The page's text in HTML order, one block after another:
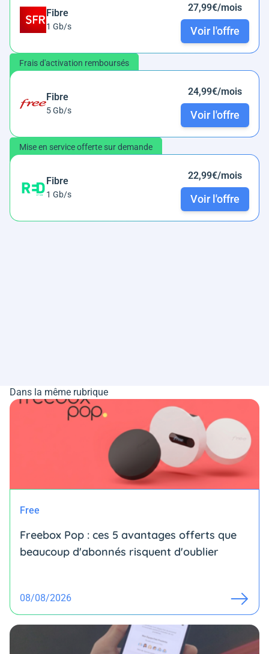
Fibre
1 Gb/s
27,99€/mois
Voir l'offre
Frais d'activation remboursés
Fibre
5 Gb/s
24,99€/mois
Voir l'offre
Mise en service offerte sur demande
Fibre
1 Gb/s
22,99€/mois
Voir l'offre
Dans la même rubrique
Free
Freebox Pop : ces 5 avantages offerts que
beaucoup d'abonnés risquent d'oublier
08/08/2026